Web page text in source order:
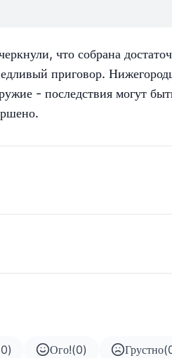
что собрана
приговор.
- последствия могут
0) Ого!(0) Грустно(